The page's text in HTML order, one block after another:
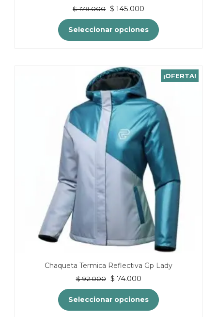
$178.000
El
precio
original
era:
$ 145.000
precio
actual
es:
Seleccionar opciones
tiene
múltiples
variantes.
Las
opciones
se
pueden
elegir
en
la
página
producto
¡OFERTA!
Chaqueta Termica Reflectiva Gp Lady
$92.000
El
precio
original
era:
$ 74.000El
precio
actual
es:
Seleccionar opciones